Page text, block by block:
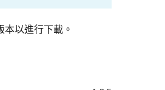
本以進行下載。